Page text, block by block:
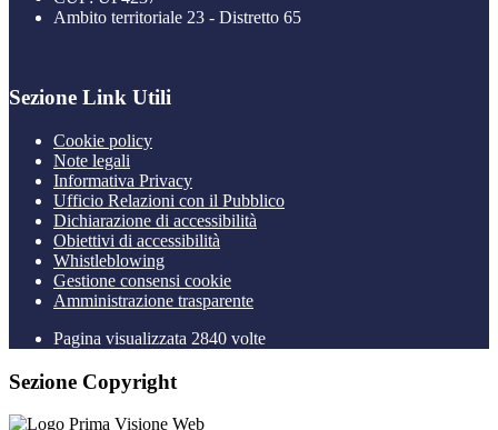
Ambito territoriale 23 - Distretto 65
Sezione Link Utili
Cookie policy
Note legali
Informativa Privacy
Ufficio Relazioni con il Pubblico
Dichiarazione di accessibilità
Obiettivi di accessibilità
Whistleblowing
Gestione consensi cookie
Amministrazione trasparente
Pagina visualizzata 2840 volte
Sezione Copyright